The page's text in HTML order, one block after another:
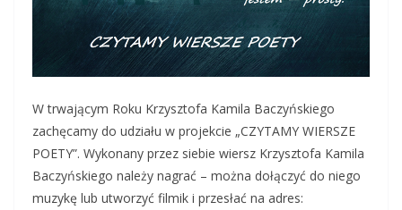
W trwającym Roku Krzysztofa Kamila Baczyńskiego
zachęcamy do udziału w projekcie „CZYTAMY WIERSZE
POETY”. Wykonany przez siebie wiersz Krzysztofa Kamila
Baczyńskiego należy nagrać – można dołączyć do niego
muzykę lub utworzyć filmik i przesłać na adres: